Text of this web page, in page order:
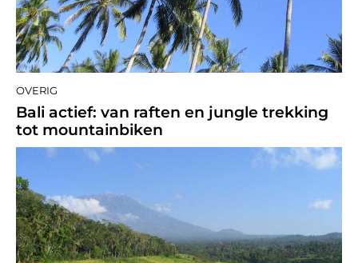
OVERIG
Bali actief: van raften en jungle trekking
tot mountainbiken